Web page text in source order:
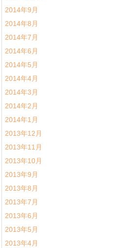
2014年9月
2014年8月
2014年7月
2014年6月
2014年5月
2014年4月
2014年3月
2014年2月
2014年1月
2013年12月
2013年11月
2013年10月
2013年9月
2013年8月
2013年7月
2013年6月
2013年5月
2013年4月